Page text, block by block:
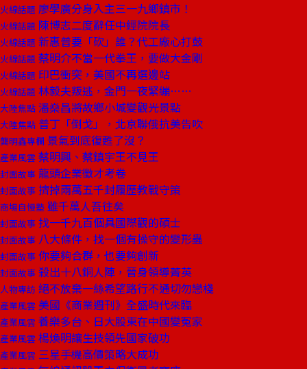
火線話題 廖學廣分身入主三一九鄉鎮市！
火線話題 陳博志二度辭任中經院院長
火線話題 新惠普要「砍」誰？代工廠心打鼓
火線話題 蔡明介不當一代拳王，要做大金剛
火線話題 印巴衝突，美國不再選邊站
火線話題 林毅夫叛逃，金門一夜緊繃……
大陸焦點 潘燊昌將故鄉小城變觀光景點
大陸焦點 普丁「倒戈」，北京聯俄抗美告吹
龔明鑫專欄 景氣到底復甦了沒？
產業風雲 蔡明興、蔡鎮宇王不見王
封面故事 龍頭企業徵才考卷
封面故事 擠掉兩萬五千封履歷教戰守策
商場自慢塾 雖千萬人吾往矣
封面故事 找一千九百個具國際觀的碩士
封面故事 八大條件，找一個有操守的變形蟲
封面故事 你要夠合群，也要夠創新
封面故事 殺出十八銅人陣，晉身領導菁英
人物專訪 絕不放棄一絲希望路行不通切勿戀棧
產業風雲 美國《商業週刊》全盛時代來臨
產業風雲 養樂多台、日大股東在中國變冤家
產業風雲 楊煥明讓生技領先國家破功
產業風雲 三星手機高價策略大成功